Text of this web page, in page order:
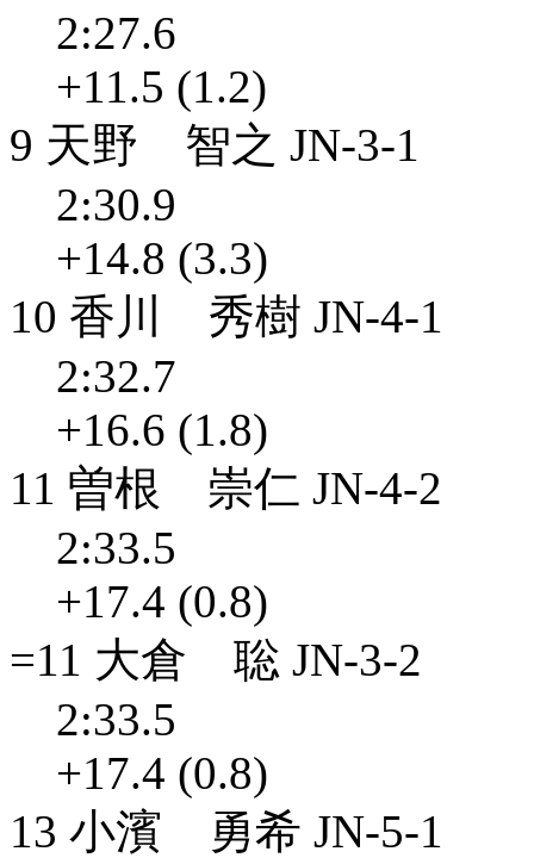
2:27.6
+11.5 (1.2)
9 天野 智之 JN-3-1
2:30.9
+14.8 (3.3)
10 香川 秀樹 JN-4-1
2:32.7
+16.6 (1.8)
11 曽根 崇仁 JN-4-2
2:33.5
+17.4 (0.8)
=11 大倉 聡 JN-3-2
2:33.5
+17.4 (0.8)
13 小濱 勇希 JN-5-1